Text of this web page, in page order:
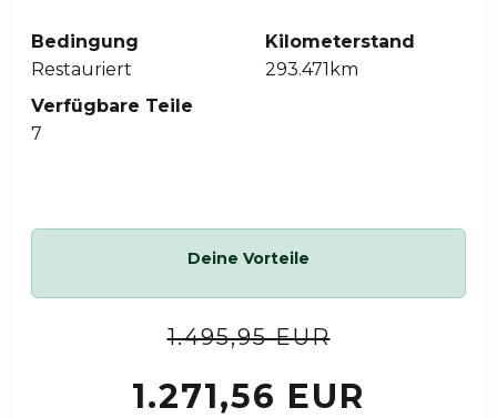
Bedingung
Restauriert
Kilometerstand
293.471km
Verfügbare Teile
7
Deine Vorteile
1.495,95 EUR
1.271,56 EUR